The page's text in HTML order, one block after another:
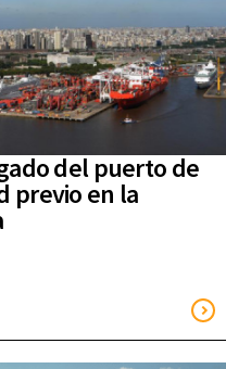
del puerto de
previo en la